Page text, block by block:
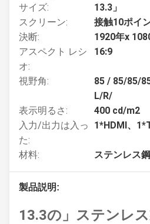
サイズ:
13.3」
スクリーン:
接触10ポイ
決断:
1920年x
アスペクト レシ
オ:
16:9
視野角:
85 / 85/85/
L/R/
表示明るさ:
400 cd/m2
入力/出力は入っ
た:
1*HDMI、
材料: ステンレス
製品説明:
13.3の」ステンレ